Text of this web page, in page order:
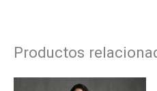
Productos